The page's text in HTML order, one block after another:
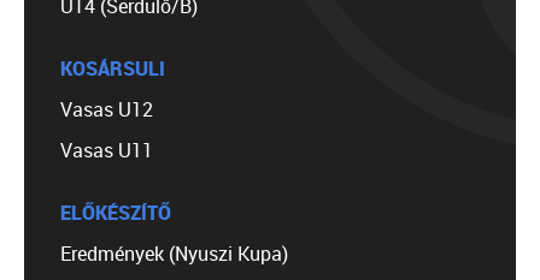
U14 (Serdülő/B)
KOSÁRSULI
Vasas U12
Vasas U11
ELŐKÉSZÍTŐ
Eredmények (Nyuszi Kupa)